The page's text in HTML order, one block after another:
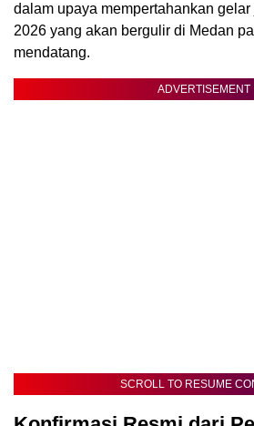
dalam upaya mempertahankan
2026 yang akan bergulir di Medan
mendatang.
ADVERTISEMENT
SCROLL TO RESUME